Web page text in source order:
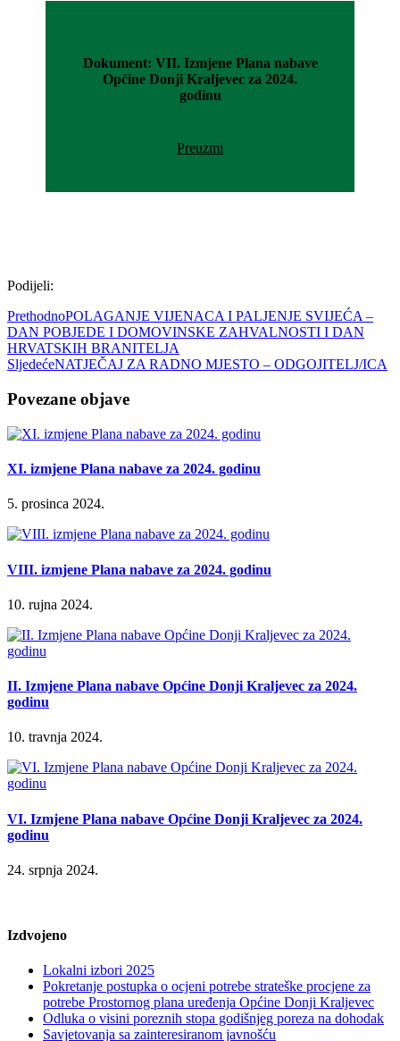
Dokument: VII. Izmjene Plana nabave
Općine Donji Kraljevec za 2024.
godinu
Preuzmi
Podijeli:
PrethodnoPOLAGANJE VIJENACA I PALJENJE SVIJEĆA –
DAN POBJEDE I DOMOVINSKE ZAHVALNOSTI I DAN
HRVATSKIH BRANITELJA
SljedećeNATJEČAJ ZA RADNO MJESTO – ODGOJITELJ/ICA
Povezane objave
XI. izmjene Plana nabave za 2024. godinu
5. prosinca 2024.
VIII. izmjene Plana nabave za 2024. godinu
10. rujna 2024.
II. Izmjene Plana nabave Općine Donji Kraljevec za 2024.
godinu
10. travnja 2024.
VI. Izmjene Plana nabave Općine Donji Kraljevec za 2024.
godinu
24. srpnja 2024.
Izdvojeno
Lokalni izbori 2025
Pokretanje postupka o ocjeni potrebe strateške procjene za
potrebe Prostornog plana uređenja Općine Donji Kraljevec
Odluka o visini poreznih stopa godišnjeg poreza na dohodak
Savjetovanja sa zainteresiranom javnošću